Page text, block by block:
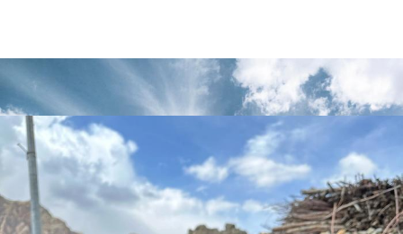
DU KANNST HELFEN
Schenke deiner alten